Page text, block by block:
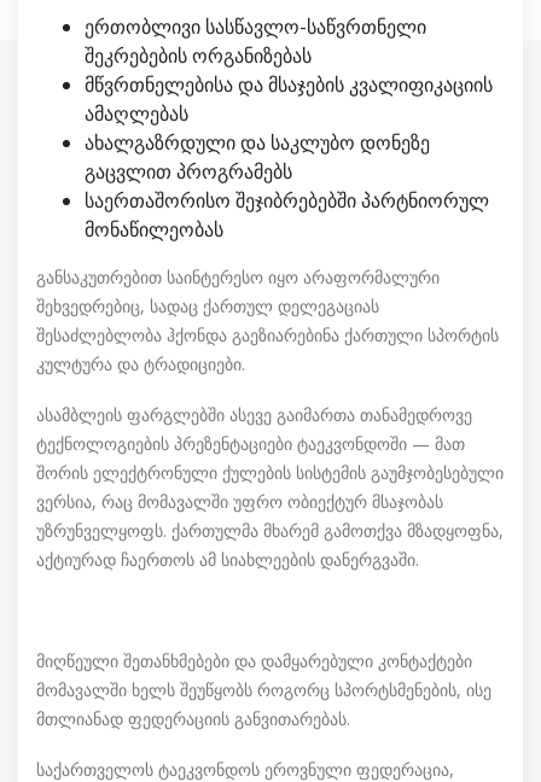
ერთობლივი სასწავლო-საწვრთნელი
შეკრებების ორგანიზებას
მწვრთნელებისა და მსაჯების კვალიფიკაციის
ამაღლებას
ახალგაზრდული და საკლუბო დონეზე
გაცვლით პროგრამებს
საერთაშორისო შეჯიბრებებში პარტნიორულ
მონაწილეობას
განსაკუთრებით საინტერესო იყო არაფორმალური
შეხვედრებიც, სადაც ქართულ დელეგაციას
შესაძლებლობა ჰქონდა გაეზიარებინა ქართული სპორტის
კულტურა და ტრადიციები.
ასამბლეის ფარგლებში ასევე გაიმართა თანამედროვე
ტექნოლოგიების პრეზენტაციები ტაეკვონდოში — მათ
შორის ელექტრონული ქულების სისტემის გაუმჯობესებული
ვერსია, რაც მომავალში უფრო ობიექტურ მსაჯობას
უზრუნველყოფს. ქართულმა მხარემ გამოთქვა მზადყოფნა,
აქტიურად ჩაერთოს ამ სიახლეების დანერგვაში.
მიღწეული შეთანხმებები და დამყარებული კონტაქტები
მომავალში ხელს შეუწყობს როგორც სპორტსმენების, ისე
მთლიანად ფედერაციის განვითარებას.
საქართველოს ტაეკვონდოს ეროვნული ფედერაცია,